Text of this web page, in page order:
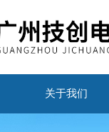
关于我们